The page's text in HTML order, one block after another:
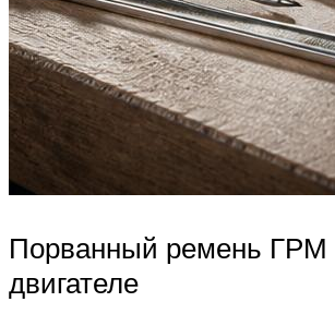
Порванный ремень ГРМ
двигателе